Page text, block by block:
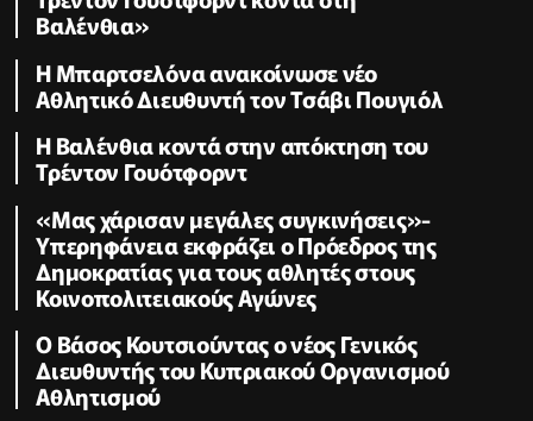
Βαλένθια»
Η Μπαρτσελόνα ανακοίνωσε νέο
Αθλητικό Διευθυντή τον Τσάβι Πουγιόλ
Η Βαλένθια κοντά στην απόκτηση του
Τρέντον Γουότφορντ
«Μας χάρισαν μεγάλες συγκινήσεις»-
Υπερηφάνεια εκφράζει ο Πρόεδρος της
Δημοκρατίας για τους αθλητές στους
Κοινοπολιτειακούς Αγώνες
Ο Βάσος Κουτσιούντας ο νέος Γενικός
Διευθυντής του Κυπριακού Οργανισμού
Αθλητισμού